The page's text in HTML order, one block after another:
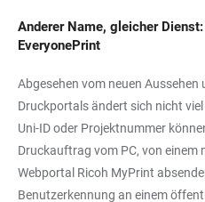
Anderer Name, gleicher
EveryonePrint
Abgesehen vom neuen Aussehen
Druckportals ändert sich nicht
Uni-ID oder Projektnummer
Druckauftrag vom PC, von einem
Webportal Ricoh MyPrint
Benutzerkennung an einem